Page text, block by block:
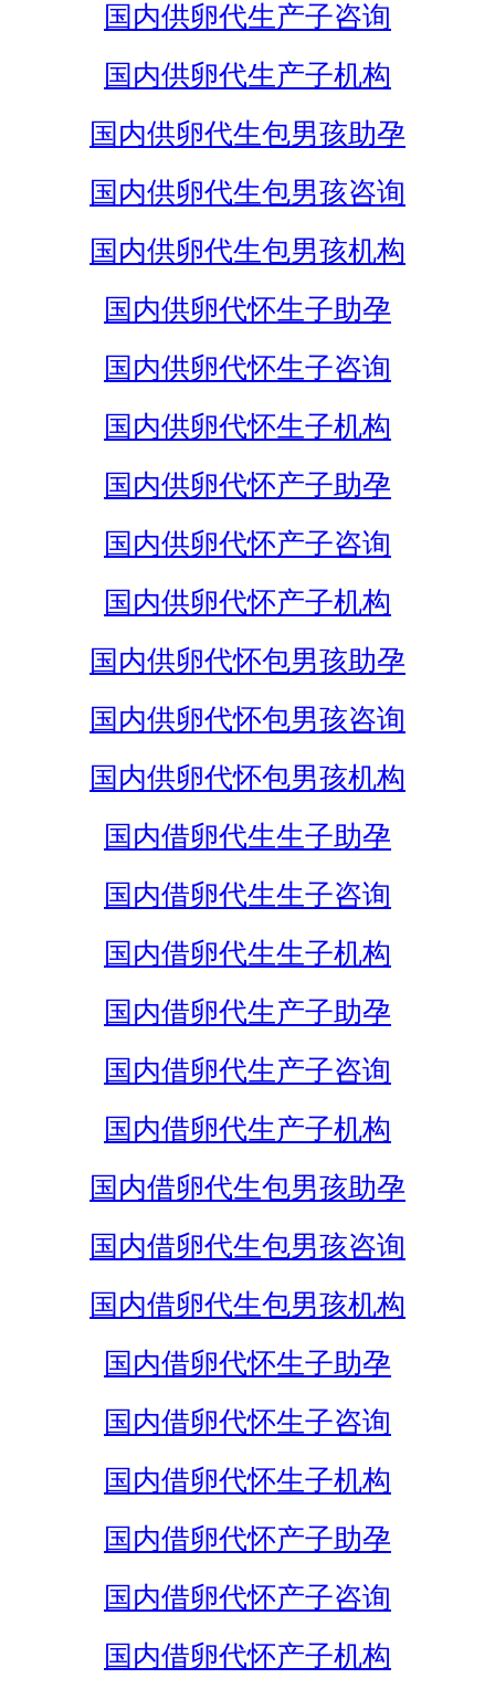
国内供卵代生产子咨询
国内供卵代生产子机构
国内供卵代生包男孩助孕
国内供卵代生包男孩咨询
国内供卵代生包男孩机构
国内供卵代怀生子助孕
国内供卵代怀生子咨询
国内供卵代怀生子机构
国内供卵代怀产子助孕
国内供卵代怀产子咨询
国内供卵代怀产子机构
国内供卵代怀包男孩助孕
国内供卵代怀包男孩咨询
国内供卵代怀包男孩机构
国内借卵代生生子助孕
国内借卵代生生子咨询
国内借卵代生生子机构
国内借卵代生产子助孕
国内借卵代生产子咨询
国内借卵代生产子机构
国内借卵代生包男孩助孕
国内借卵代生包男孩咨询
国内借卵代生包男孩机构
国内借卵代怀生子助孕
国内借卵代怀生子咨询
国内借卵代怀生子机构
国内借卵代怀产子助孕
国内借卵代怀产子咨询
国内借卵代怀产子机构